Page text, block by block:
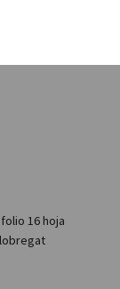
16 hoja